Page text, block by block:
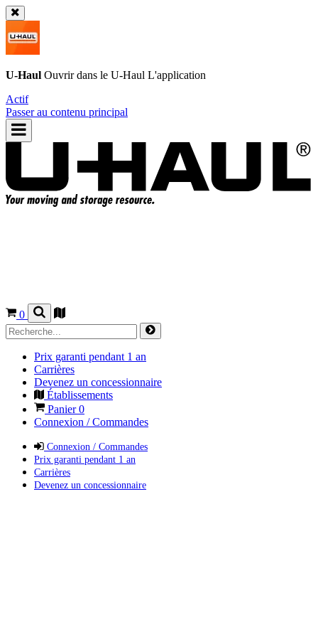
U-Haul Ouvrir dans le U-Haul L'application
Actif
Passer au contenu principal
0
Prix garanti pendant 1 an
Carrières
Devenez un concessionnaire
Établissements
Panier0
Connexion / Commandes
Connexion / Commandes
Prix garanti pendant 1 an
Carrières
Devenez un concessionnaire